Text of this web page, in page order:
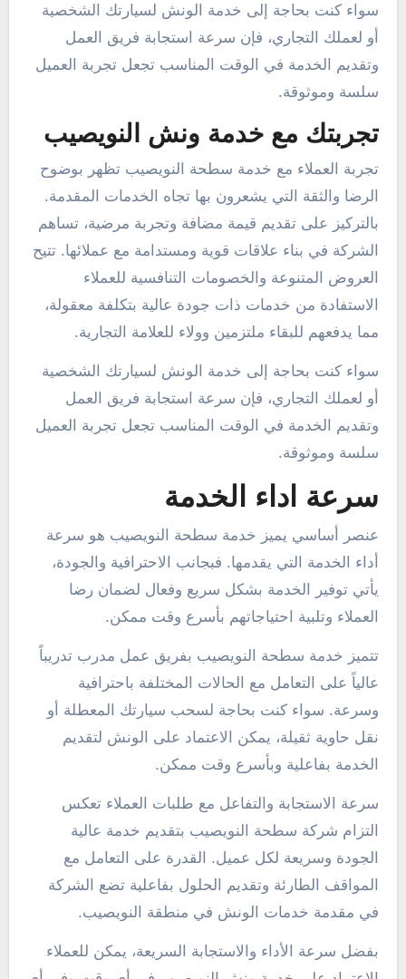
سواء كنت بحاجة إلى خدمة الونش لسيارتك الشخصية
أو لعملك التجاري، فإن سرعة استجابة فريق العمل
وتقديم الخدمة في الوقت المناسب تجعل تجربة العميل
سلسة وموثوقة.
تجربتك مع خدمة ونش النويصيب
تجربة العملاء مع خدمة سطحة النويصيب تظهر بوضوح
الرضا والثقة التي يشعرون بها تجاه الخدمات المقدمة.
بالتركيز على تقديم قيمة مضافة وتجربة مرضية، تساهم
الشركة في بناء علاقات قوية ومستدامة مع عملائها. تتيح
العروض المتنوعة والخصومات التنافسية للعملاء
الاستفادة من خدمات ذات جودة عالية بتكلفة معقولة،
مما يدفعهم للبقاء ملتزمين وولاء للعلامة التجارية.
سواء كنت بحاجة إلى خدمة الونش لسيارتك الشخصية
أو لعملك التجاري، فإن سرعة استجابة فريق العمل
وتقديم الخدمة في الوقت المناسب تجعل تجربة العميل
سلسة وموثوقة.
سرعة اداء الخدمة
عنصر أساسي يميز خدمة سطحة النويصيب هو سرعة
أداء الخدمة التي يقدمها. فبجانب الاحترافية والجودة،
يأتي توفير الخدمة بشكل سريع وفعال لضمان رضا
العملاء وتلبية احتياجاتهم بأسرع وقت ممكن.
تتميز خدمة سطحة النويصيب بفريق عمل مدرب تدريباً
عالياً على التعامل مع الحالات المختلفة باحترافية
وسرعة. سواء كنت بحاجة لسحب سيارتك المعطلة أو
نقل حاوية ثقيلة، يمكن الاعتماد على الونش لتقديم
الخدمة بفاعلية وبأسرع وقت ممكن.
سرعة الاستجابة والتفاعل مع طلبات العملاء تعكس
التزام شركة سطحة النويصيب بتقديم خدمة عالية
الجودة وسريعة لكل عميل. القدرة على التعامل مع
المواقف الطارئة وتقديم الحلول بفاعلية تضع الشركة
في مقدمة خدمات الونش في منطقة النويصيب.
بفضل سرعة الأداء والاستجابة السريعة، يمكن للعملاء